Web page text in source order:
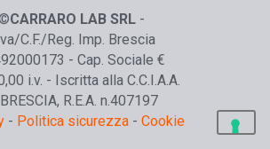
CARRARO LAB SRL-
C.F./Reg. Imp. Brescia
- Cap. Sociale €
i.v. - Iscritta alla C.C.I.A.A.
R.E.A. n.407197
- Politica sicurezza- Cookie